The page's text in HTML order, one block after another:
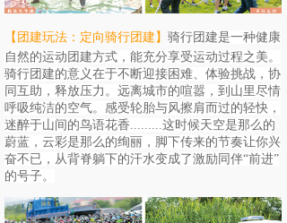
【团建玩法：定向骑行团建 】 骑行团建是一种健康
自然的运动团建方式，能充分享受运动过程之美。
骑行团建的意义在于不断迎接困难、体验挑战，协
同互助，释放压力。远离城市的喧嚣，到山里尽情
呼吸纯洁的空气。感受轮胎与风擦肩而过的轻快，
迷醉于山间的鸟语花香.........这时候天空是那么的
蔚蓝，云彩是那么的绚丽，脚下传来的节奏让你兴
奋不已，从背脊躺下的汗水变成了激励同伴“前进”
的号子。